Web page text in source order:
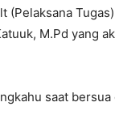
(Pelaksana
M.Pd yang
saat